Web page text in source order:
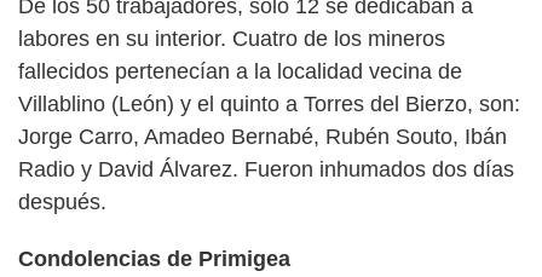
De los 50 trabajadores, sólo 12 se dedicaban a
labores en su interior. Cuatro de los mineros
fallecidos pertenecían a la localidad vecina de
Villablino (León) y el quinto a Torres del Bierzo, son:
Jorge Carro, Amadeo Bernabé, Rubén Souto, Ibán
Radio y David Álvarez. Fueron inhumados dos días
después.
Condolencias de Primigea